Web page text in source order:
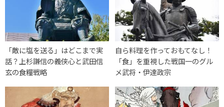
「敵に塩を送る」はどこまで実
話？上杉謙信の義侠心と武田信
玄の食糧戦略
自ら料理を作っておもてなし！
「食」を重視した戦国一のグル
メ武将・伊達政宗